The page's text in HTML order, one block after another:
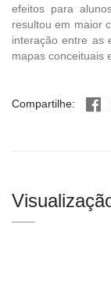
efeitos para
resultou em maior
interação entre as
mapas conceituais
Compartilhe: